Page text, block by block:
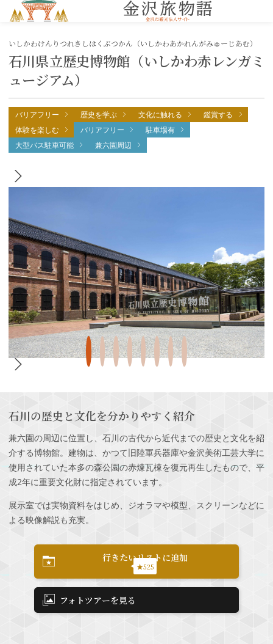
石川県立歴史博物館（いしかわ赤レンガミ
ュージアム）
いしかわけんりつれきしはくぶつかん（いしかわあかれんがみゅーじあむ）
バリアフリー 歴史を学ぶ 文化に触れる
鑑賞する
体験を楽しむ
バリアフリー
駐車場有
大型バス駐車可能
兼六園周辺
石川の歴史と文化を分かりやすく紹介
兼六園の周辺に位置し、石川の古代から近代までの歴史と文化を紹
介する博物館。建物は、かつて旧陸軍兵器庫や金沢美術工芸大学に
使用されていた本多の森公園の赤煉瓦棟を復元再生したもので、平
成2年に重要文化財に指定されています。
展示室では実物資料をはじめ、ジオラマや模型、スクリーンなどに
よる映像解説も充実。
行きたいリストに追加
★525
フォトツアーを見る